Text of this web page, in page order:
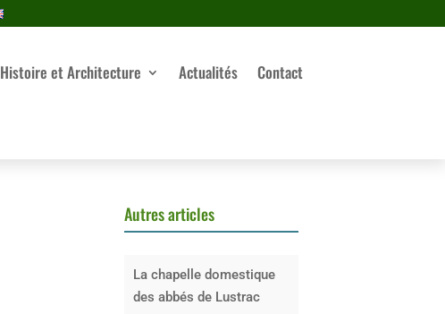
Histoire et Architecture Actualités Contact
Autres articles
La chapelle domestique
des abbés de Lustrac